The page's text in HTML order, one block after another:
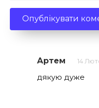
Артем 14
дякую дуже